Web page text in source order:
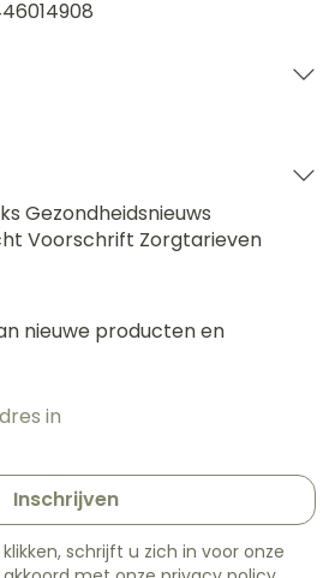
Gezondheidsnieuws
Voorschrift Zorgtarieven
nieuwe producten en
Inschrijven
schrijft u zich in voor onze